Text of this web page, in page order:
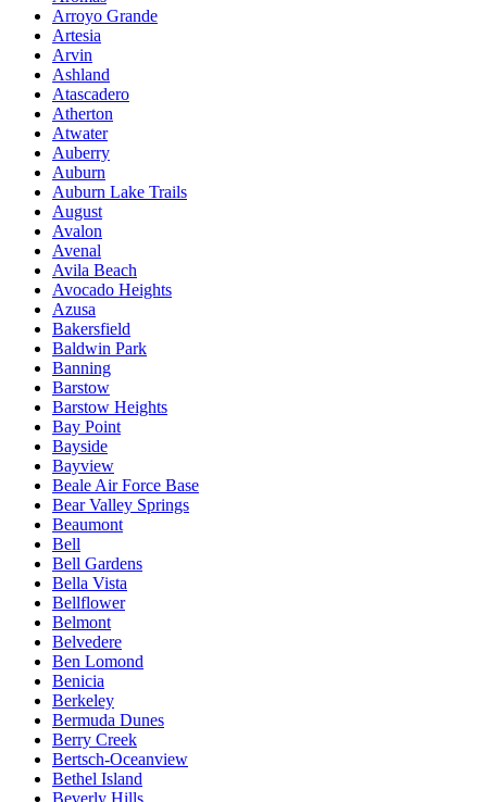
Arroyo Grande
Artesia
Arvin
Ashland
Atascadero
Atherton
Atwater
Auberry
Auburn
Auburn Lake Trails
August
Avalon
Avenal
Avila Beach
Avocado Heights
Azusa
Bakersfield
Baldwin Park
Banning
Barstow
Barstow Heights
Bay Point
Bayside
Bayview
Beale Air Force Base
Bear Valley Springs
Beaumont
Bell
Bell Gardens
Bella Vista
Bellflower
Belmont
Belvedere
Ben Lomond
Benicia
Berkeley
Bermuda Dunes
Berry Creek
Bertsch-Oceanview
Bethel Island
Beverly Hills